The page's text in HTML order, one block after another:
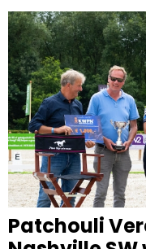
zijn paarden. We
over zijn paarden
wedstrijden.
Patchouli